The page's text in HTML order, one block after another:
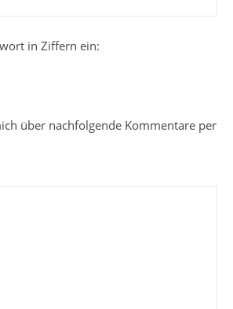
in Ziffern ein:
über nachfolgende Kommentare per